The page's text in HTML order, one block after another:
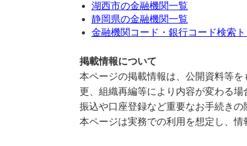
湖西市の金融機関一覧
静岡県の金融機関一覧
金融機関コード・銀行コード検索
掲載情報について
本ページの掲載情報は、公開資料等
更、組織再編等により内容が変わる場
振込や口座登録など重要なお手続きの
本ページは実務での利用を想定し、情